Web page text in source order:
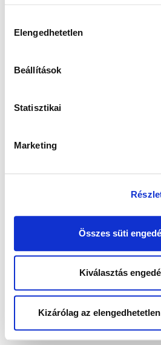
kiválasztása
Elengedhetetlen
Beállítások
Statisztikai
Marketing
Összes süti
Kiválasztás
Kizárólag az